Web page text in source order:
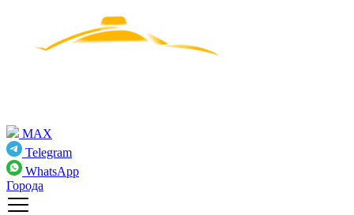
MAX
Telegram
WhatsApp
Города